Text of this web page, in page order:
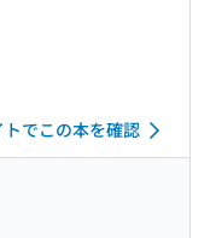
でこの本を確認